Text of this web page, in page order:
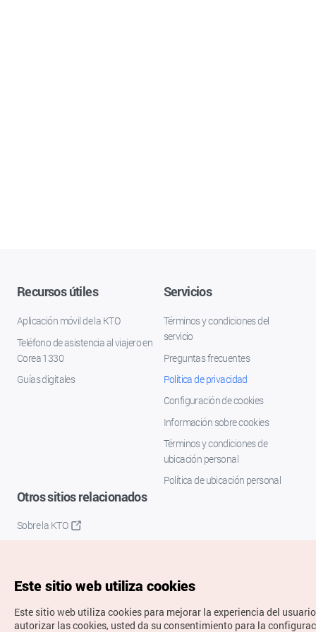
Recursos útiles
Aplicación móvil de la KTO
Teléfono de asistencia al viajero en
Corea 1330
Guías digitales
Servicios
Términos y condiciones del
servicio
Preguntas frecuentes
Política de privacidad
Configuración de cookies
Información sobre cookies
Términos y condiciones de
ubicación personal
Política de ubicación personal
Otros sitios relacionados
Sobre la KTO
Este sitio web utiliza cookies
Este sitio web utiliza cookies para mejorar la experiencia del
autorizar las cookies, usted da su consentimiento para la